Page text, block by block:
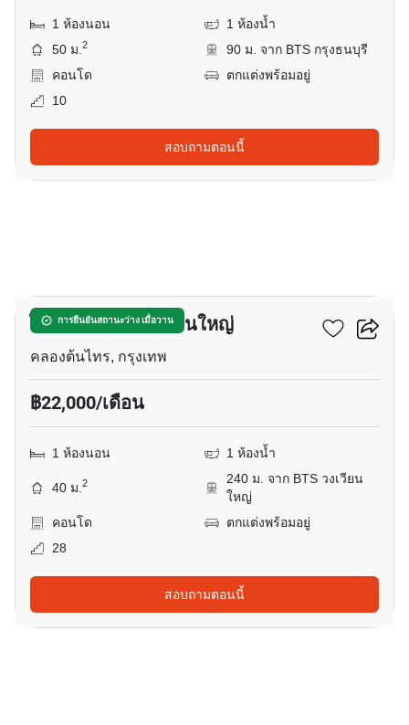
1 ห้องนอน
1 ห้องน้ำ
50 ม.2
90 ม. จาก BTS กรุงธนบุรี
คอนโด
ตกแต่งพร้อมอยู่
10
สอบถามตอนนี้
การยืนยันสถานะว่าง เมื่อวาน
ไอดีโอ สาทร-วงเวียนใหญ่
คลองต้นไทร, กรุงเทพ
฿22,000/เดือน
1 ห้องนอน 1 ห้องน้ำ
40 ม.2
240 ม. จาก BTS วงเวียน
ใหญ่
คอนโด
ตกแต่งพร้อมอยู่
28
สอบถามตอนนี้